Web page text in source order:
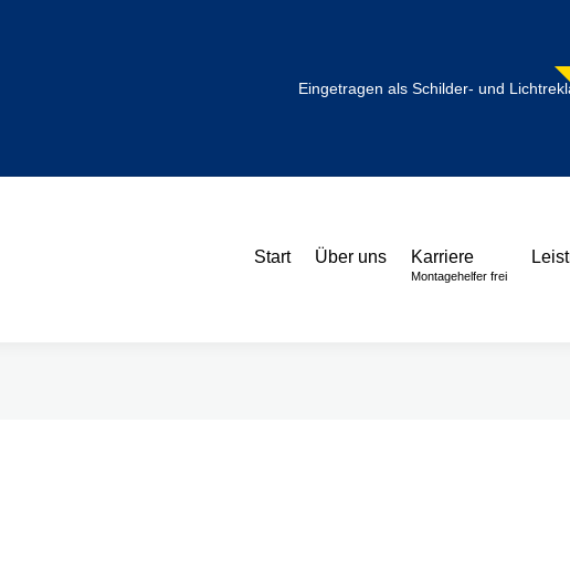
Eingetragen als Schilder- und
Start Über uns Karriere
Montagehelfer frei
KSB Werbeanlagen in Frankenthal